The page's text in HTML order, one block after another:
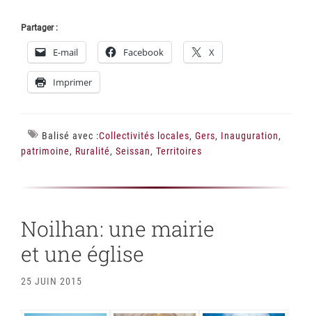
Partager :
E-mail Facebook X
Imprimer
Balisé avec :Collectivités locales, Gers, Inauguration,
patrimoine, Ruralité, Seissan, Territoires
Noilhan: une mairie
et une église
25 JUIN 2015